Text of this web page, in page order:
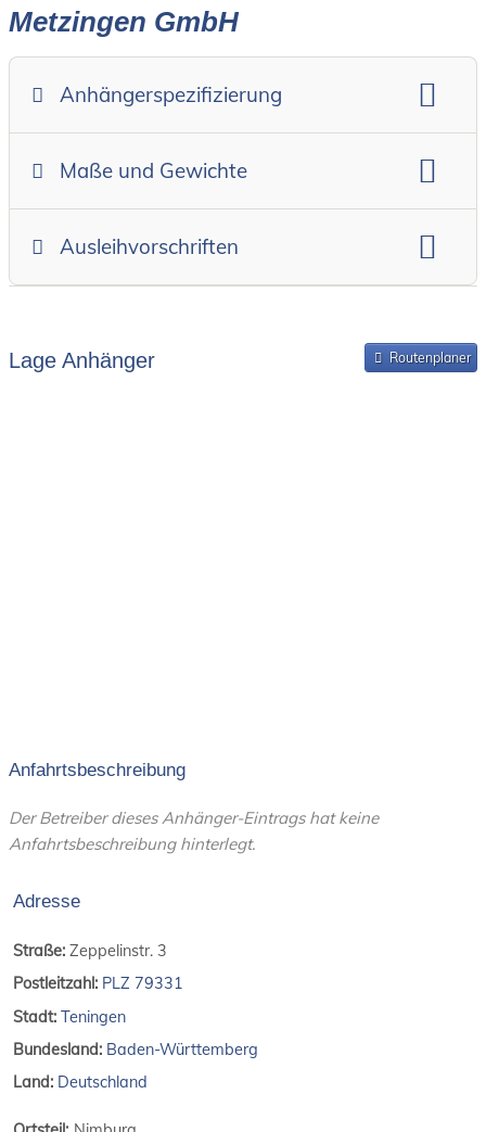
Metzingen GmbH
Anhängerspezifizierung
Maße und Gewichte
Ausleihvorschriften
Bereitstellung und Rückgabe des Anhängers
Lage Anhänger Routenplaner
Anfahrtsbeschreibung
Der Betreiber dieses Anhänger-Eintrags hat keine
Anfahrtsbeschreibung hinterlegt.
Adresse
Straße: Zeppelinstr. 3
Postleitzahl: PLZ 79331
Stadt: Teningen
Bundesland: Baden-Württemberg
Land: Deutschland